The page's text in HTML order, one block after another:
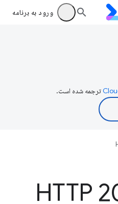
ورود به برنامه
ترجمه شده است.
HTTP